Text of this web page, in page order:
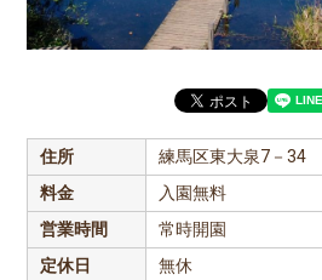
住所
練馬区東大泉7－34
料金
入園無料
営業時間
常時開園
定休日
無休